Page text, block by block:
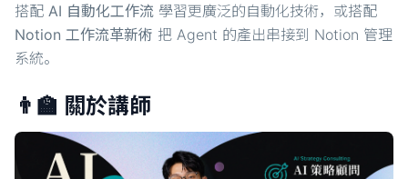
搭配 AI 自動化工作流 學習更廣泛的自動化技術，或搭配
Notion 工作流革新術 把 Agent 的產出串接到 Notion 管理
系統。
👨‍🏫 關於講師